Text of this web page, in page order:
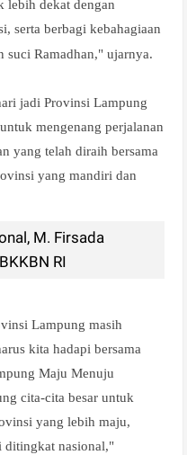
lebih dekat dengan
serta berbagi kebahagiaan
suci Ramadhan," ujarnya.
jadi Provinsi Lampung
mengenang perjalanan
yang telah diraih bersama
yang mandiri dan
M. Firsada
RI
Lampung masih
kita hadapi bersama
Maju Menuju
cita-cita besar untuk
yang lebih maju,
ditingkat nasional,"